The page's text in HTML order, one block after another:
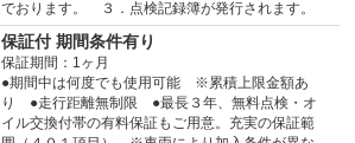
でおります。 ３．点検記録簿が発行されます。
保証付 期間条件有り
保証期間：1ヶ月
●期間中は何度でも使用可能 ※累積上限金額あ
り ●走行距離無制限 ●最長３年、無料点検・オ
イル交換付帯の有料保証もご用意。充実の保証範